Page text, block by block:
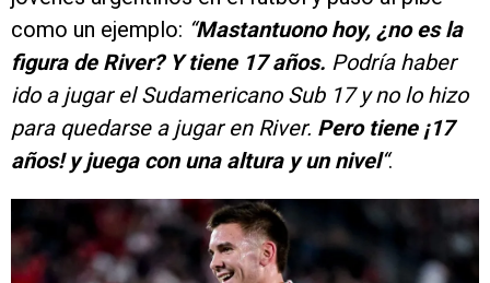
como un ejemplo: “Mastantuono hoy, ¿no es la
figura de River? Y tiene 17 años. Podría haber
ido a jugar el Sudamericano Sub 17 y no lo hizo
para quedarse a jugar en River. Pero tiene ¡17
años! y juega con una altura y un nivel“.